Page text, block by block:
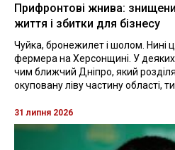
Прифронтові жнива:
життя і збитки для бізнесу
Чуйка, бронежилет і шолом. Нині
фермера на Херсонщині. У деяких
чим ближчий Дніпро, який
окуповану ліву частину області,
31 липня 2026